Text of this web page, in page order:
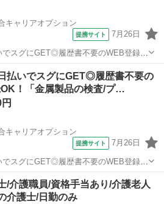
キャリアオプション
提携サイト 7月26日
でスグにGET◎履歴書不要のWEB登録
」高時給1193円！福島県伊達郡国見町
【コメント】 製造のお
払いでスグにGET◎履歴書不要の
！「金属製品の検査/プ…
キャリアオプション
提携サイト 7月26日
でスグにGET◎履歴書不要のWEB登録
加工」高時給1400円！福島県伊達郡川
活躍中★ 【コメント】 ＼大
/介護職員/資格手当あり/介護老人
介護士/日勤のみ